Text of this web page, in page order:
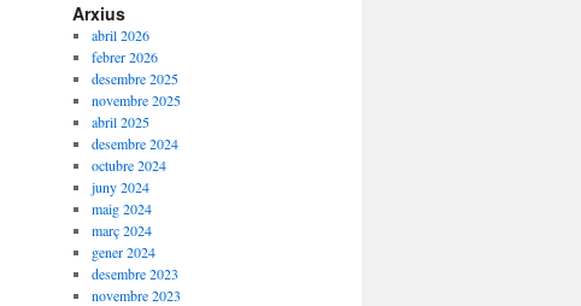
Arxius
abril 2026
febrer 2026
desembre 2025
novembre 2025
abril 2025
desembre 2024
octubre 2024
juny 2024
maig 2024
març 2024
gener 2024
desembre 2023
novembre 2023